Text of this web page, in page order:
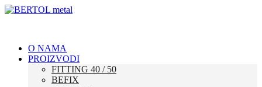
O NAMA
PROIZVODI
FITTING 40 / 50
BEFIX